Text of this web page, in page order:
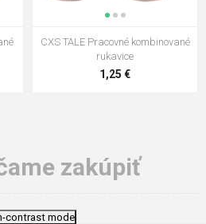
CXS TALE Pracovné kombinované
rukavice
1,25 €
zakúpiť
contrast mode